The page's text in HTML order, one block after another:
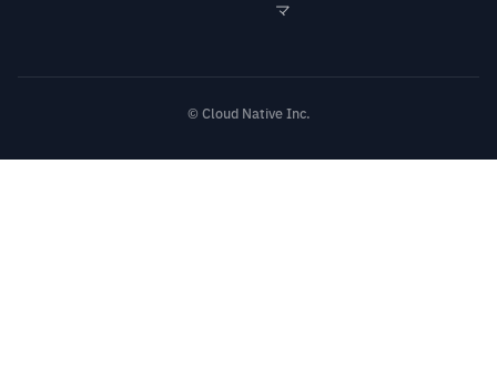
マ
© Cloud Native Inc.